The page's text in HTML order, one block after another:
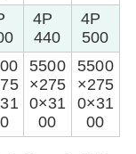
4P
440
4P
500
5500
×275
0×31
00
5500
×275
0×31
00